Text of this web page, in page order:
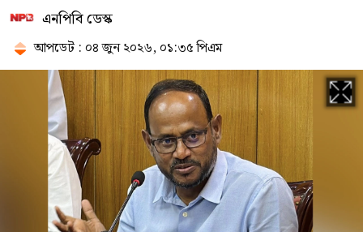
বিটিভির মহাপরিচালক হলেন কাজী
জেসিন
নেতাকর্মীদের জন্য যুবদলের বিশেষ
সতর্কবার্তা
এনপিবি ডেস্ক
আপডেট : ০৪ জুন ২০২৬, ০১:৩৫ পিএম